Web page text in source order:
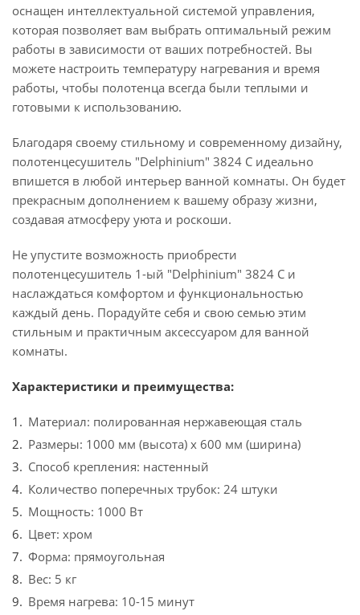
оснащен интеллектуальной системой управления,
которая позволяет вам выбрать оптимальный режим
работы в зависимости от ваших потребностей. Вы
можете настроить температуру нагревания и время
работы, чтобы полотенца всегда были теплыми и
готовыми к использованию.
Благодаря своему стильному и современному дизайну,
полотенцесушитель "Delphinium" 3824 С идеально
впишется в любой интерьер ванной комнаты. Он будет
прекрасным дополнением к вашему образу жизни,
создавая атмосферу уюта и роскоши.
Не упустите возможность приобрести
полотенцесушитель 1-ый "Delphinium" 3824 С и
наслаждаться комфортом и функциональностью
каждый день. Порадуйте себя и свою семью этим
стильным и практичным аксессуаром для ванной
комнаты.
Характеристики и преимущества:
Материал: полированная нержавеющая сталь
Размеры: 1000 мм (высота) х 600 мм (ширина)
Способ крепления: настенный
Количество поперечных трубок: 24 штуки
Мощность: 1000 Вт
Цвет: хром
Форма: прямоугольная
Вес: 5 кг
Время нагрева: 10-15 минут